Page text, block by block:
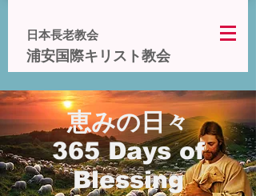
日本長老教会
浦安国際キリスト教会
恵みの日々
365 Days of
Blessing